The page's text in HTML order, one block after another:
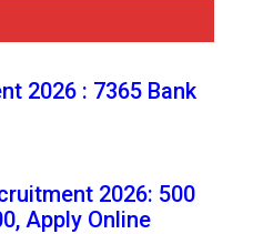
2026 : 7365 Bank
2026: 500
Apply Online